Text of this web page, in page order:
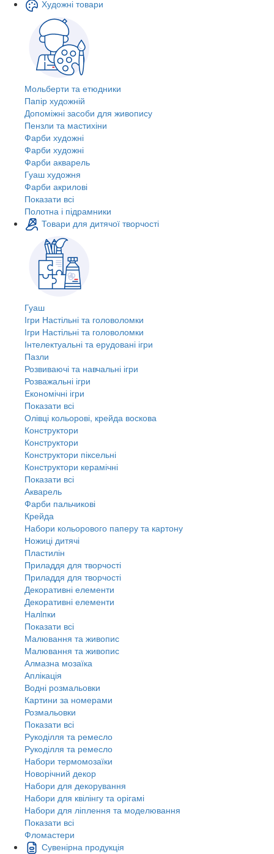
Художні товари
Мольберти та етюдники
Папір художній
Допоміжні засоби для живопису
Пензли та мастихіни
Фарби художні
Фарби художні
Фарби акварель
Гуаш художня
Фарби акрилові
Показати всі
Полотна і підрамники
Товари для дитячої творчості
Гуаш
Ігри Настільні та головоломки
Ігри Настільні та головоломки
Інтелектуальні та ерудовані ігри
Пазли
Розвиваючі та навчальні ігри
Розважальні ігри
Економічні ігри
Показати всі
Олівці кольорові, крейда воскова
Конструктори
Конструктори
Конструктори піксельні
Конструктори керамічні
Показати всі
Акварель
Фарби пальчикові
Крейда
Набори кольорового паперу та картону
Ножиці дитячі
Пластилін
Приладдя для творчості
Приладдя для творчості
Декоративні елементи
Декоративні елементи
Налiпки
Показати всі
Малювання та живопис
Малювання та живопис
Алмазна мозаїка
Аплікація
Водні розмальовки
Картини за номерами
Розмальовки
Показати всі
Рукоділля та ремесло
Рукоділля та ремесло
Набори термомозаїки
Новорічний декор
Набори для декорування
Набори для квілінгу та орігамі
Набори для ліплення та моделювання
Показати всі
Фломастери
Сувенірна продукція